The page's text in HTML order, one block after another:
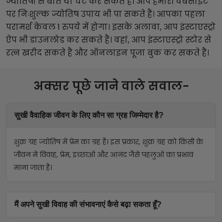
पर निःशुल्क ज्योतिष उपाय भी पा सकते हैं। आपका पहला
परामर्श केवल 1 रुपये में होगा। इसके अलावा, आप इंस्टाएस्ट्रो
ऐप भी डाउनलोड कर सकते हैं। वहां, आप इंस्टाएस्ट्रो स्टोर से
रत्न खरीद सकते हैं और ऑनलाइन पूजा बुक कर सकते हैं।
अक्सर पूछे जाने वाले सवाल-
सुखी वैवाहिक जीवन के लिए कौन सा ग्रह जिम्मेदार है?
शुक्र ग्रह ज्योतिष में प्रेम का ग्रह है। इस प्रकार, शुक्र ग्रह को किसी के
जीवन में विवाह, प्रेम, इच्छाओं और आनंद जैसे पहलुओं का प्रभाव
माना जाता है।
मैं अपने सुखी विवाह की संभावनाएं कैसे बढ़ा सकता हूँ?